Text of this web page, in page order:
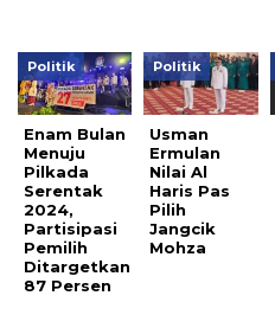
Politik
Enam Bulan
Menuju
Pilkada
Serentak
2024,
Partisipasi
Pemilih
Ditargetkan
87 Persen
Politik
Usman
Ermulan
Nilai Al
Haris Pas
Pilih
Jangcik
Mohza